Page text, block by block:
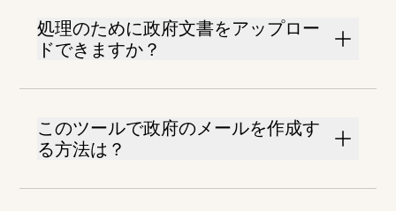
処理のために政府文書をアップロー
ドできますか？
このツールで政府のメールを作成す
る方法は？